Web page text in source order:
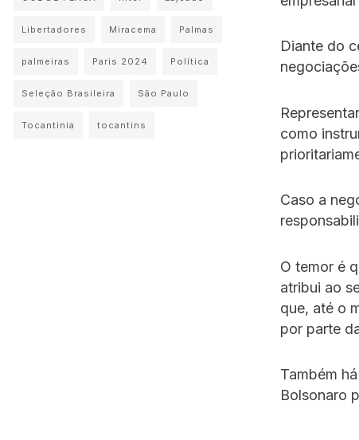
Diante do
como
Caso a
O temor é
atribui ao
que, até o
por parte
Também
Bolsonaro
Libertadores Miracema Palmas
palmeiras Paris 2024 Política
Seleção Brasileira São Paulo
Tocantinia tocantins